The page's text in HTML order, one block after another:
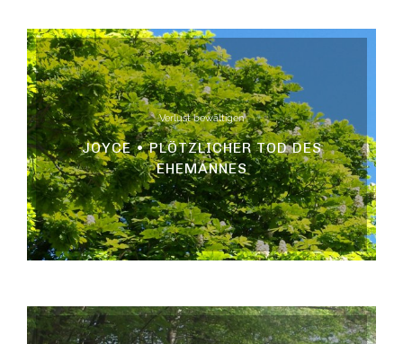
Verlust bewältigen
JOYCE • PLÖTZLICHER TOD DES
EHEMANNES